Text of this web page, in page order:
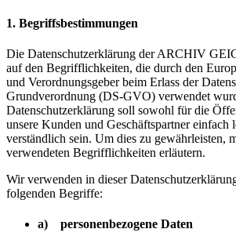
1. Begriffsbestimmungen
Die Datenschutzerklärung der ARCHIV
auf den Begrifflichkeiten, die durch den
und Verordnungsgeber beim Erlass der
Grundverordnung (DS-GVO) verwendet
Datenschutzerklärung soll sowohl für die
unsere Kunden und Geschäftspartner einfach
verständlich sein. Um dies zu gewährleisten,
verwendeten Begrifflichkeiten erläutern.
Wir verwenden in dieser
folgenden Begriffe:
a) personenbezogene Daten